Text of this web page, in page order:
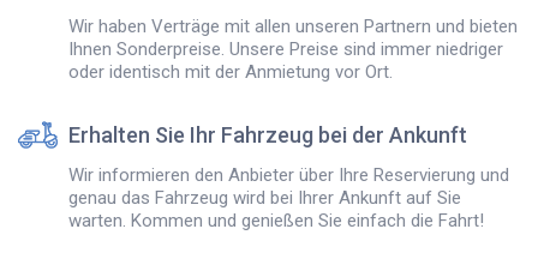
Wir haben Verträge mit allen unseren Partnern und bieten
Ihnen Sonderpreise. Unsere Preise sind immer niedriger
oder identisch mit der Anmietung vor Ort.
Erhalten Sie Ihr Fahrzeug bei der Ankunft
Wir informieren den Anbieter über Ihre Reservierung und
genau das Fahrzeug wird bei Ihrer Ankunft auf Sie
warten. Kommen und genießen Sie einfach die Fahrt!